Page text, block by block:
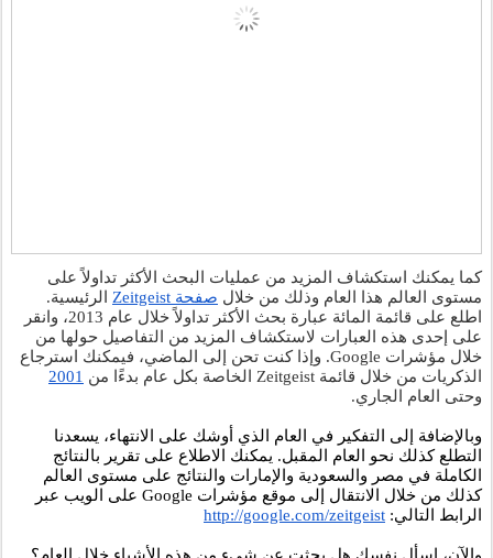
مستوى العالم هذا العام وذلك من خلال صفحة Zeitgeist
الذكريات من خلال قائمة Zeitgeist الخاصة بكل عام بدءًا من
2001
وحتى العام الجاري.
الرابط التالي: http://google.com/zeitgeist